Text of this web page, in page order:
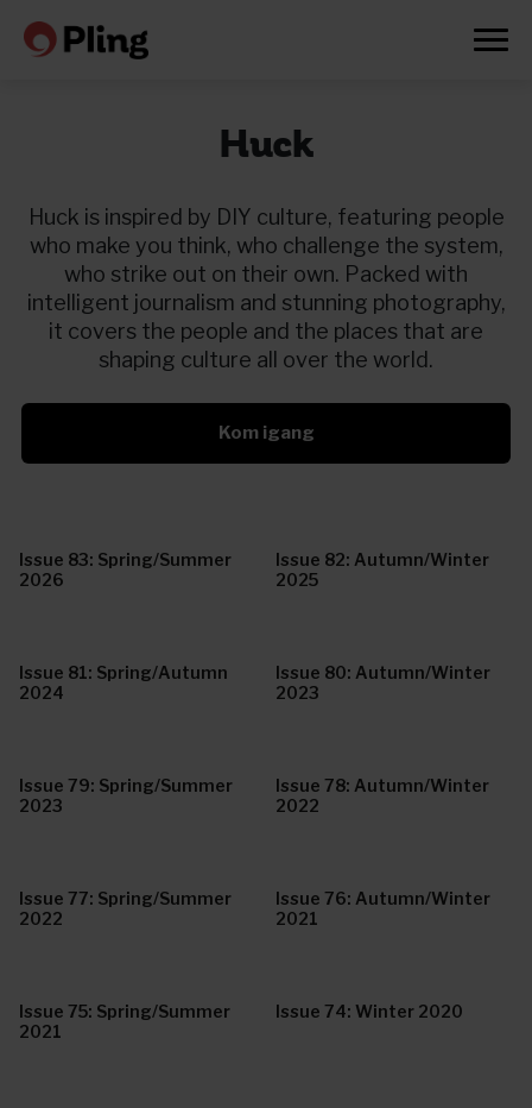
Huck
Huck is inspired by DIY culture, featuring people
who make you think, who challenge the system,
who strike out on their own. Packed with
intelligent journalism and stunning photography,
it covers the people and the places that are
shaping culture all over the world.
Kom igang
Issue 83: Spring/Summer
2026
Issue 82: Autumn/Winter
2025
Issue 81: Spring/Autumn
2024
Issue 80: Autumn/Winter
2023
Issue 79: Spring/Summer
2023
Issue 78: Autumn/Winter
2022
Issue 77: Spring/Summer
2022
Issue 76: Autumn/Winter
2021
Issue 75: Spring/Summer
2021
Issue 74: Winter 2020